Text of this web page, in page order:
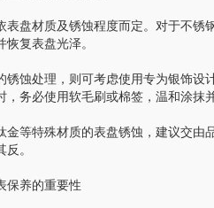
材质及锈蚀程度而定。对于不锈
复表盘光泽。
处理，则可考虑使用专为银饰设
，务必使用软毛刷或棉签，温和涂抹
特殊材质的表盘锈蚀，建议交由
。
养的重要性